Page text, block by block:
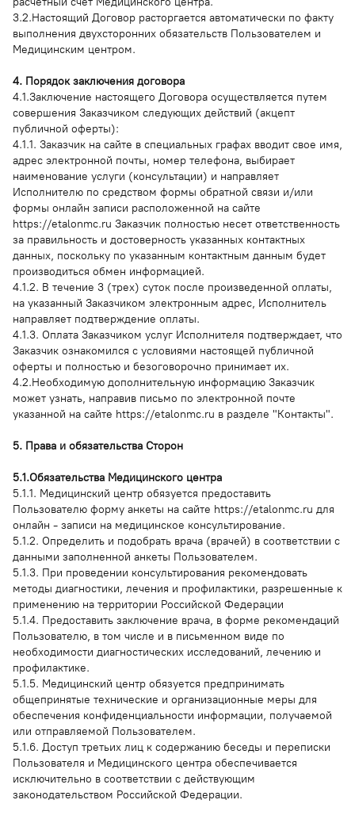
3.2.Настоящий Договор расторгается автоматически по факту
выполнения двухсторонних обязательств Пользователем и
Медицинским центром.
4. Порядок заключения договора
4.1.Заключение настоящего Договора осуществляется путем
совершения Заказчиком следующих действий (акцепт
публичной оферты):
4.1.1. Заказчик на сайте в специальных графах вводит свое имя,
адрес электронной почты, номер телефона, выбирает
наименование услуги (консультации) и направляет
Исполнителю по средством формы обратной связи и/или
формы онлайн записи расположенной на сайте
https://etalonmc.ru Заказчик полностью несет ответственность
за правильность и достоверность указанных контактных
данных, поскольку по указанным контактным данным будет
производиться обмен информацией.
4.1.2. В течение 3 (трех) суток после произведенной оплаты,
на указанный Заказчиком электронным адрес, Исполнитель
направляет подтверждение оплаты.
4.1.3. Оплата Заказчиком услуг Исполнителя подтверждает, что
Заказчик ознакомился с условиями настоящей публичной
оферты и полностью и безоговорочно принимает их.
4.2.Необходимую дополнительную информацию Заказчик
может узнать, направив письмо по электронной почте
указанной на сайте https://etalonmc.ru в разделе "Контакты".
5. Права и обязательства Сторон
5.1.Обязательства Медицинского центра
5.1.1. Медицинский центр обязуется предоставить
Пользователю форму анкеты на сайте https://etalonmc.ru для
онлайн - записи на медицинское консультирование.
5.1.2. Определить и подобрать врача (врачей) в соответствии с
данными заполненной анкеты Пользователем.
5.1.3. При проведении консультирования рекомендовать
методы диагностики, лечения и профилактики, разрешенные к
применению на территории Российской Федерации
5.1.4. Предоставить заключение врача, в форме рекомендаций
Пользователю, в том числе и в письменном виде по
необходимости диагностических исследований, лечению и
профилактике.
5.1.5. Медицинский центр обязуется предпринимать
общепринятые технические и организационные меры для
обеспечения конфиденциальности информации, получаемой
или отправляемой Пользователем.
5.1.6. Доступ третьих лиц к содержанию беседы и переписки
Пользователя и Медицинского центра обеспечивается
исключительно в соответствии с действующим
законодательством Российской Федерации.